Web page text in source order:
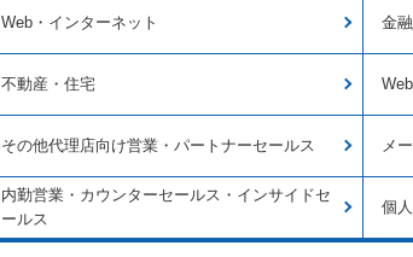
Web・インターネット 金
不動産・住宅
その他代理店向け営業・パートナーセールス メ
内勤営業・カウンターセールス・インサイドセ
ールス
個